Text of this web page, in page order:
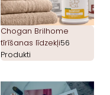
Chogan Brilhome
tīrīšanas līdzekļi56
Produkti